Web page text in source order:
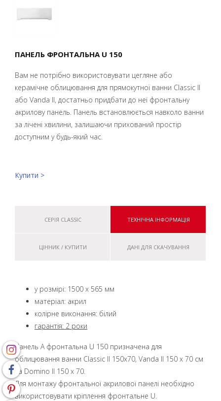
ПАНЕЛЬ ФРОНТАЛЬНА U 150
Вам не потрібно використовувати цегляне або
керамічне облицювання для прямокутної ванни Classic II
або Vanda II, достатньо придбати до неї фронтальну
акрилову панель. Панель встановлюється навколо ванни
за лічені хвилини, залишаючи прихований простір
доступним у будь-який час.
Купити >
СЕРІЯ CLASSIC ТЕХНІЧНА ІНФОРМАЦІЯ
ЦІННИК / КУПИТИ ДАНІ ДЛЯ СКАЧУВАННЯ
у розмірі: 1500 x 565 мм
матеріал: акрил
колірне виконання: білий
гарантія: 2 роки
Панель A фронтальна U 150 призначена для
облицювання ванни Classic II 150x70, Vanda II 150 x 70 см
та Domino II 150 x 70.
Для монтажу фронтальної акрилової панелі необхідно
використовувати кріплення фронтальне U.